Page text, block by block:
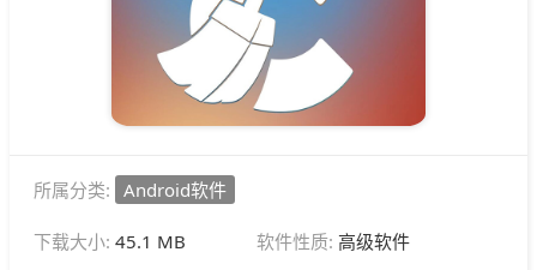
所属分类: Android软件
下载大小: 45.1 MB 软件性质: 高级软件